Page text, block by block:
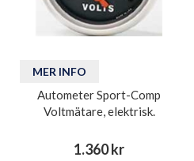
MER INFO
Autometer Sport-Comp
Voltmätare, elektrisk.
1.360 kr